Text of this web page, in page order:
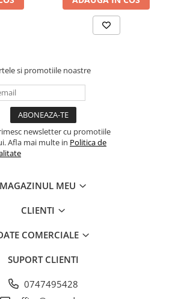
si promotiile noastre
newsletter cu promotiile
Afla mai multe in Politica de
MAGAZINUL MEU
CLIENTI
COMERCIALE
SUPORT CLIENTI
0747495428